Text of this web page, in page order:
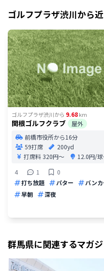
ゴルフプラザ渋川から
ゴルフプラザ渋川から 9.68km
関根ゴルフクラブ
屋外
前橋市役所から16分
59打席
200yd
打席料320円〜
12.0円/
4
1
0
打ち放題
パター
バンカ
早朝
深夜
群馬県に関連するマガ